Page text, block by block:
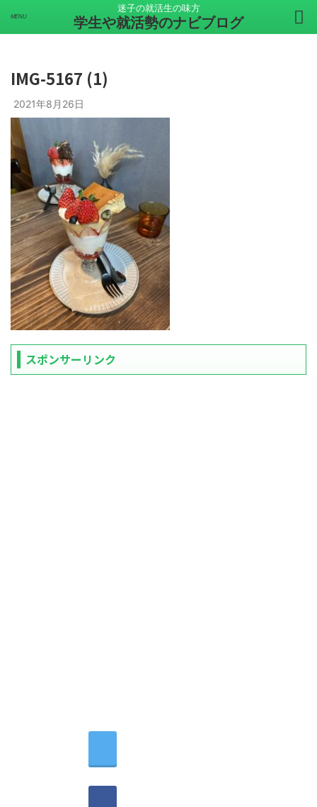
迷子の就活生の味方
学生や就活勢のナビブログ
IMG-5167 (1)
2021年8月26日
スポンサーリンク